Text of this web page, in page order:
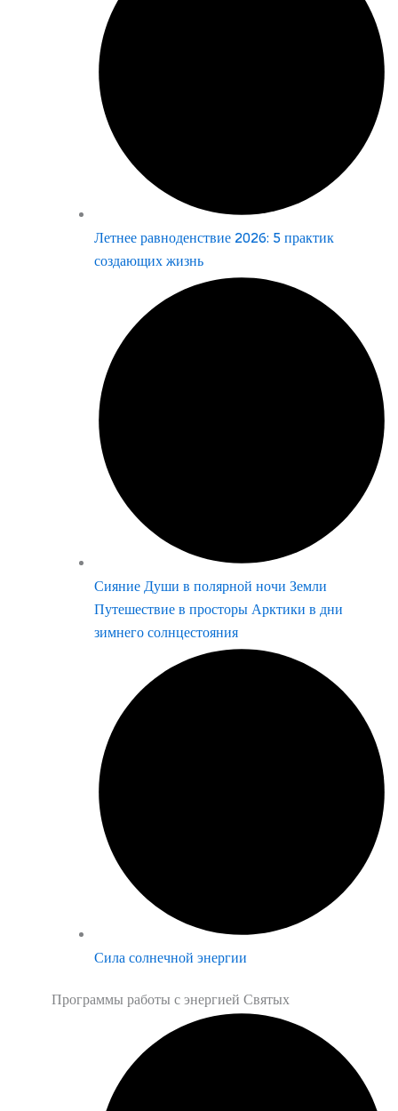
Летнее равноденствие 2026: 5 практик
создающих жизнь
Сияние Души в полярной ночи Земли
Путешествие в просторы Арктики в дни
зимнего солнцестояния
Сила солнечной энергии
Программы работы с энергией Святых